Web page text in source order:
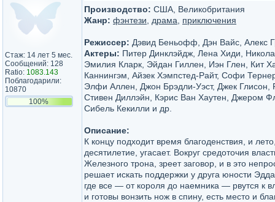
Стаж: 14 лет 5 мес.
Сообщений: 128
Ratio: 1083.143
Поблагодарили:
10870
100%
Производство: США, Великобритания
Жанр: фэнтези драма приключения
Режиссер: Дэвид Беньофф, Дэн Вайс, Алекс
Актеры: Питер Динклэйдж, Лена Хиди,
Эмилия Кларк, Эйдан Гиллен, Иэн Глен, Кит
Каннингэм, Айзек Хэмпстед-Райт, Софи
Элфи Аллен, Джон Брэдли-Уэст, Джек Глисон,
Стивен Диллэйн, Кэрис Ван Хаутен, Джером
Сибель Кекилли и др.
Описание:
К концу подходит время благоденствия, и
десятилетие, угасает. Вокруг средоточия
Железного трона, зреет заговор, и в это
решает искать поддержки у друга юности
где все — от короля до наемника — рвутся к
и готовы вонзить нож в спину, есть место и